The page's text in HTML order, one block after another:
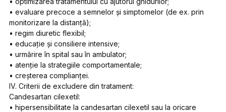
• evaluare precoce a semnelor şi simptomelor (de ex. prin
monitorizare la distanţă);
• regim diuretic flexibil;
• educaţie şi consiliere intensive;
• urmărire în spital sau în ambulator;
• atenţie la strategiile comportamentale;
• creşterea complianţei.
IV. Criterii de excludere din tratament:
Candesartan cilexetil:
• hipersensibilitate la candesartan cilexetil sau la oricare